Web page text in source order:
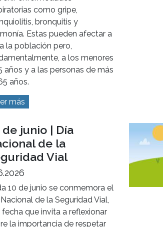
más
en el
la etapa invernal es
enfermedades
como gripe,
bronquitis y
Estas pueden afectar a
la población pero,
a los menores
años y a las personas de más
años.